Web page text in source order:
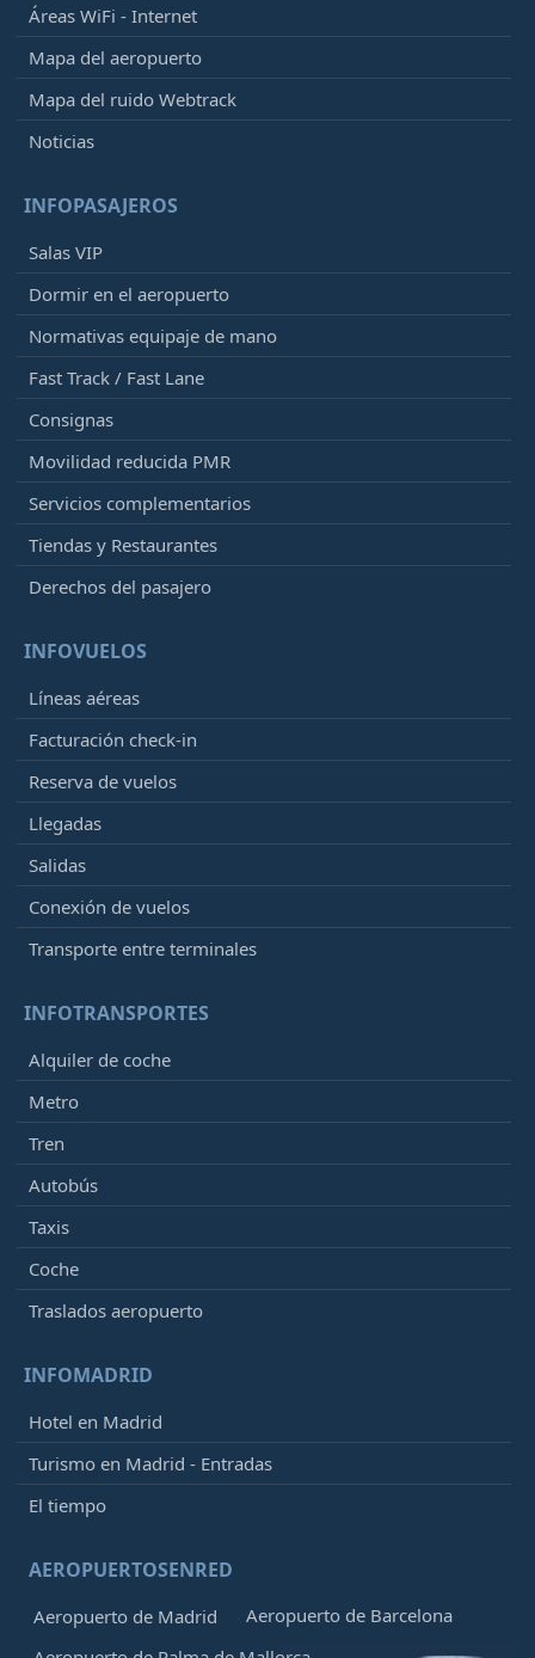
Áreas WiFi - Internet
Mapa del aeropuerto
Mapa del ruido Webtrack
Noticias
INFOPASAJEROS
Salas VIP
Dormir en el aeropuerto
Normativas equipaje de mano
Fast Track / Fast Lane
Consignas
Movilidad reducida PMR
Servicios complementarios
Tiendas y Restaurantes
Derechos del pasajero
INFOVUELOS
Líneas aéreas
Facturación check-in
Reserva de vuelos
Llegadas
Salidas
Conexión de vuelos
Transporte entre terminales
INFOTRANSPORTES
Alquiler de coche
Metro
Tren
Autobús
Taxis
Coche
Traslados aeropuerto
INFOMADRID
Hotel en Madrid
Turismo en Madrid - Entradas
El tiempo
AEROPUERTOSENRED
Aeropuerto de Madrid
Aeropuerto de Barcelona